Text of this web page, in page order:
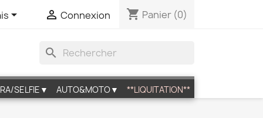
  Connexion shopping_cart Panier (0)
search
SELFIE▼ AUTO&MOTO▼ **LIQUITATION**